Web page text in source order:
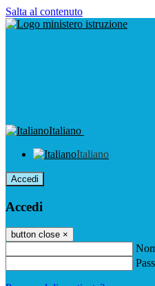
Salta al contenuto
Italiano
Italiano
Accedi
Accedi
button close ×